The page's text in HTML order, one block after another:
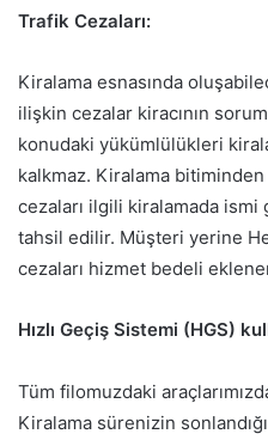
Trafik Cezaları:
Kiralama esnasında
ilişkin cezalar kiracının
konudaki yükümlülükleri
kalkmaz. Kiralama
cezaları ilgili kiralamada
tahsil edilir. Müşteri yerine
cezaları hizmet bedeli
Hızlı Geçiş Sistemi (HGS)
Tüm filomuzdaki
Kiralama sürenizin